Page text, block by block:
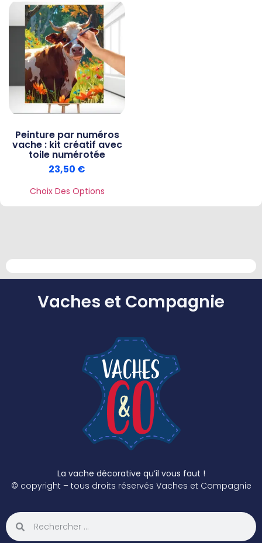
Peinture par numéros
vache : kit créatif avec
toile numérotée
23,50 €
Choix Des Options
Vaches et Compagnie
La vache décorative qu’il vous faut !
© copyright – tous droits réservés Vaches et Compagnie